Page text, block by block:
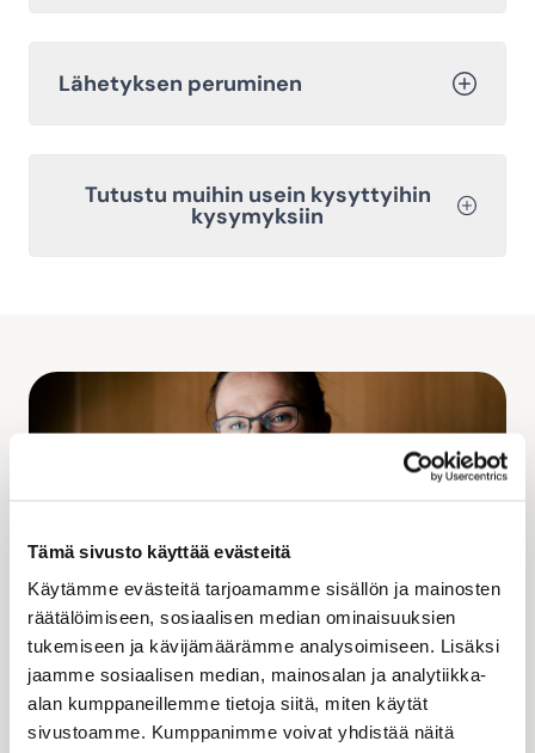
Tämä sivusto käyttää evästeitä
Käytämme evästeitä tarjoamamme sisällön ja mainosten
räätälöimiseen, sosiaalisen median ominaisuuksien
tukemiseen ja kävijämäärämme analysoimiseen. Lisäksi
jaamme sosiaalisen median, mainosalan ja analytiikka-
alan kumppaneillemme tietoja siitä, miten käytät
sivustoamme. Kumppanimme voivat yhdistää näitä
Lähetyksen peruminen
Tutustu muihin usein kysyttyihin
kysymyksiin
Ota yhteyttä ja kysy lisää